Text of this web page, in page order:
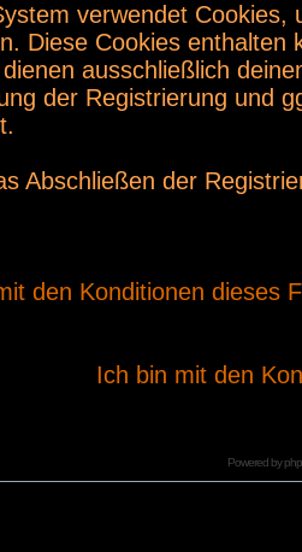
verwendet
Diese Cookies enthalten
ausschließlich
der Registrierung und
Abschließen der
den Konditionen dieses
Ich bin mit den
Powered by